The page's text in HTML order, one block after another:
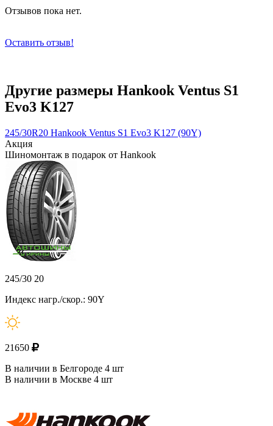
Отзывов пока нет.
Оставить отзыв!
Другие размеры Hankook Ventus S1
Evo3 K127
245/30R20 Hankook Ventus S1 Evo3 K127 (90Y)
Акция
Шиномонтаж в подарок от Hankook
245/30 20
Индекс нагр./скор.: 90Y
21650
В наличии в Белгороде 4 шт
В наличии в Москве 4 шт